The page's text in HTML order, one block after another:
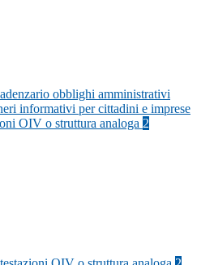
obblighi amministrativi
informativi per cittadini e imprese
OIV o struttura analoga 2